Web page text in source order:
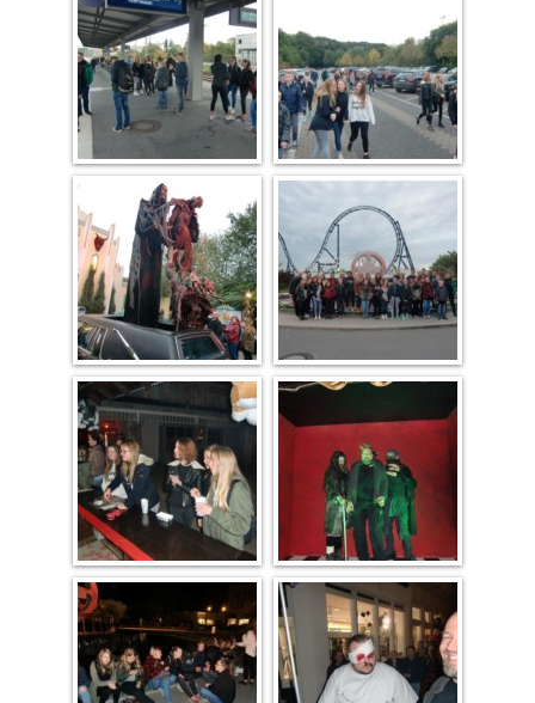
Datenschutz
Impressum
Downloads